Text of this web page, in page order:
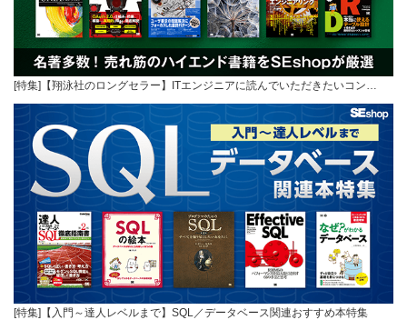
[特集]【翔泳社のロングセラー】ITエンジニアに読んでいただきたいコン…
[特集]【入門～達人レベルまで】SQL／データベース関連おすすめ本特集